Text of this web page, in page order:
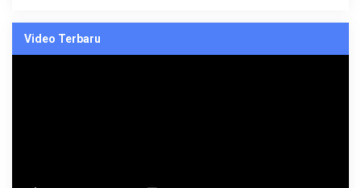
Video Terbaru